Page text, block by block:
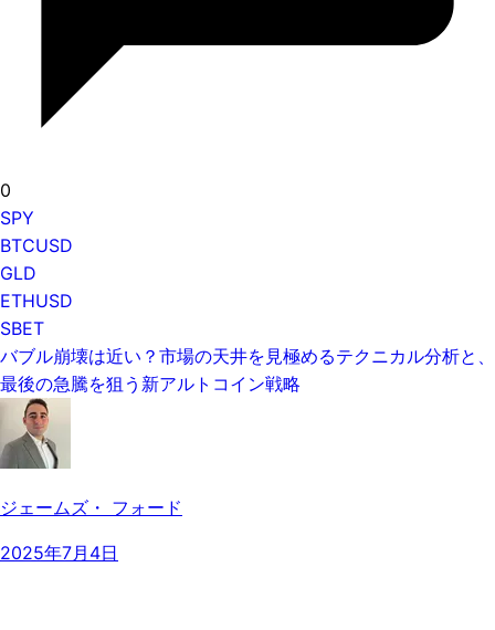
0
SPY
BTCUSD
GLD
ETHUSD
SBET
バブル崩壊は近い？市場の天井を見極めるテクニカル分析と、
最後の急騰を狙う新アルトコイン戦略
ジェームズ・ フォード
2025年7月4日